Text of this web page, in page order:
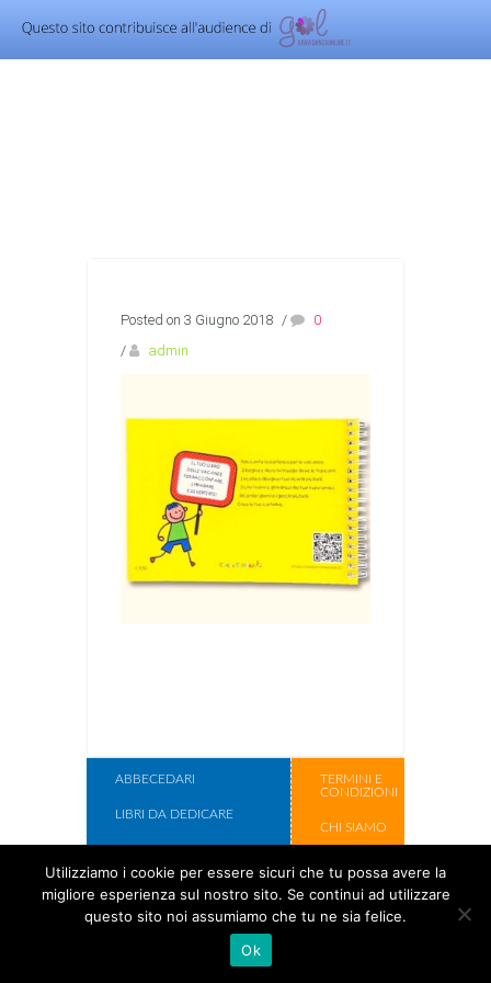
Posted on 3 Giugno 2018 /
0
/
admin
ABBECEDARI
LIBRI DA DEDICARE
LIBRI DA ILLUSTRARE
SCATOLE REGALO
TERMINI E
CONDIZIONI
CHI SIAMO
Copyright Cose
Utilizziamo i cookie per essere sicuri che tu possa avere la
migliore esperienza sul nostro sito. Se continui ad utilizzare
questo sito noi assumiamo che tu ne sia felice.
Ok